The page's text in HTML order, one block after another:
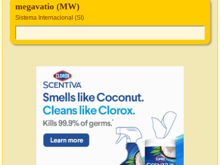
megavatio (MW)
Sistema Internacional (SI)